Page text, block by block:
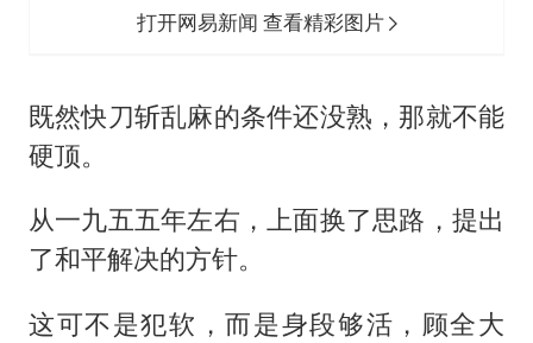
打开网易新闻 查看精彩图片
既然快刀斩乱麻的条件还没熟，那就不能
硬顶。
从一九五五年左右，上面换了思路，提出
了和平解决的方针。
这可不是犯软，而是身段够活，顾全大